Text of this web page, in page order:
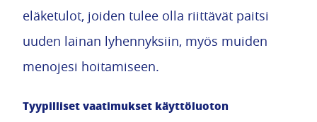
eläketulot, joiden tulee olla riittävät paitsi
uuden lainan lyhennyksiin, myös muiden
menojesi hoitamiseen.
Tyypilliset vaatimukset käyttöluoton